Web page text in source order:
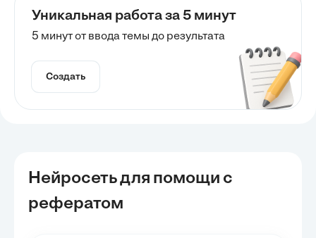
Уникальная работа за 5 минут
5 минут от ввода темы до результата
Создать
Нейросеть для помощи с
рефератом